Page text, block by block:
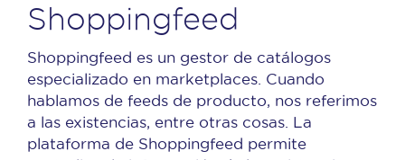
Shoppingfeed
Shoppingfeed es un gestor de catálogos
especializado en marketplaces. Cuando
hablamos de feeds de producto, nos referimos
a las existencias, entre otras cosas. La
plataforma de Shoppingfeed permite